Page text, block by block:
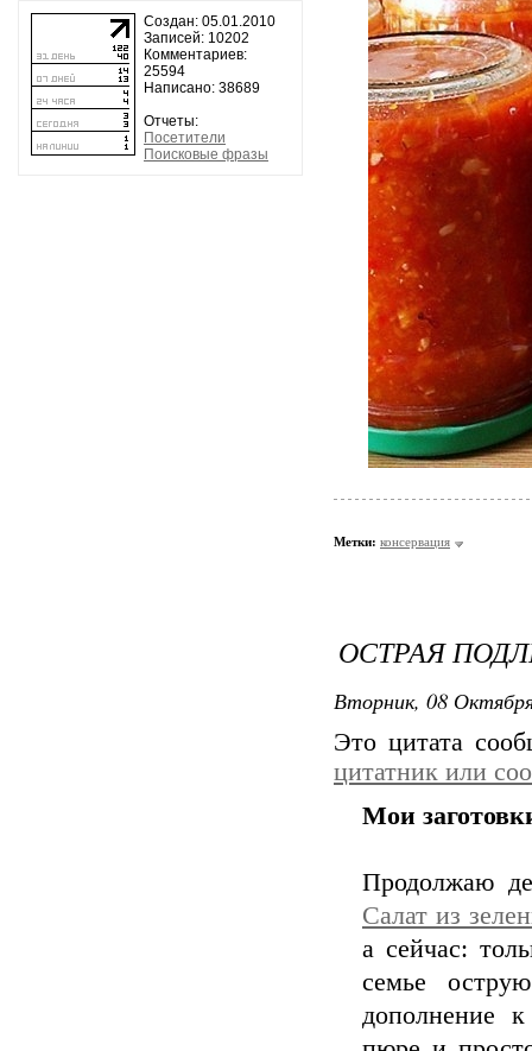
Создан: 05.01.2010
Записей: 10202
Комментариев:
25594
Написано: 38689
Отчеты:
Посетители
Поисковые фразы
Метки: консервация
ОСТРАЯ
Вторник, 08
Это цитата
цитатник или
Мои
Продолжаю
Салат из
а сейчас:
семье
дополнение